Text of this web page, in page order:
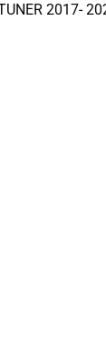
2017-